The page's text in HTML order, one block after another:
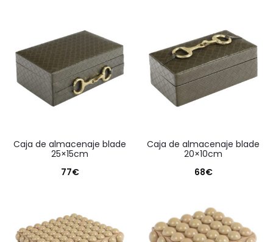
caja de almacenaje blade
25×15cm
77€
caja de almacenaje blade
20×10cm
68€